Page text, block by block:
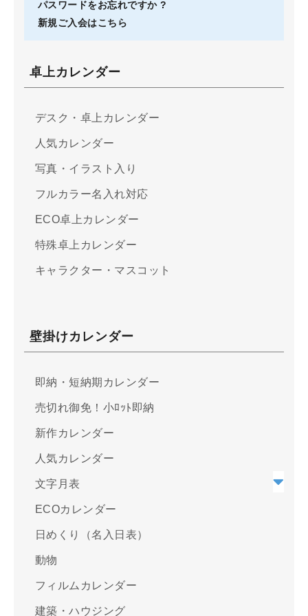
パスワードをお忘れですか ?
新規ご入会はこちら
卓上カレンダー
デスク・卓上カレンダー
人気カレンダー
写真・イラスト入り
フルカラー名入れ対応
ECO卓上カレンダー
特殊卓上カレンダー
キャラクター・マスコット
壁掛けカレンダー
即納・短納期カレンダー
売切れ御免！小ﾛｯﾄ即納
新作カレンダー
人気カレンダー
文字月表
ECOカレンダー
日めくり（名入日表）
動物
フィルムカレンダー
建築・ハウジング